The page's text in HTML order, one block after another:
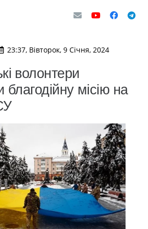
23:37, Вівторок, 9 Січня, 2024
волонтери
місію на